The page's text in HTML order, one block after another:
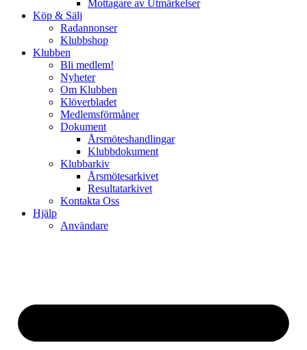
Mottagare av Utmärkelser
Köp & Sälj
Radannonser
Klubbshop
Klubben
Bli medlem!
Nyheter
Om Klubben
Klöverbladet
Medlemsförmåner
Dokument
Årsmöteshandlingar
Klubbdokument
Klubbarkiv
Årsmötesarkivet
Resultatarkivet
Kontakta Oss
Hjälp
Användare